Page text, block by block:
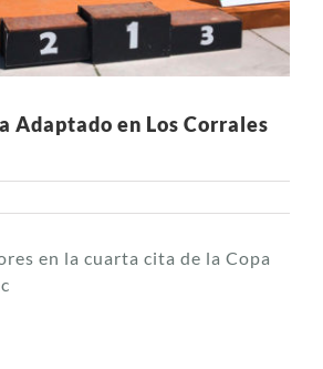
Adaptado en Los Corrales
en la cuarta cita de la Copa